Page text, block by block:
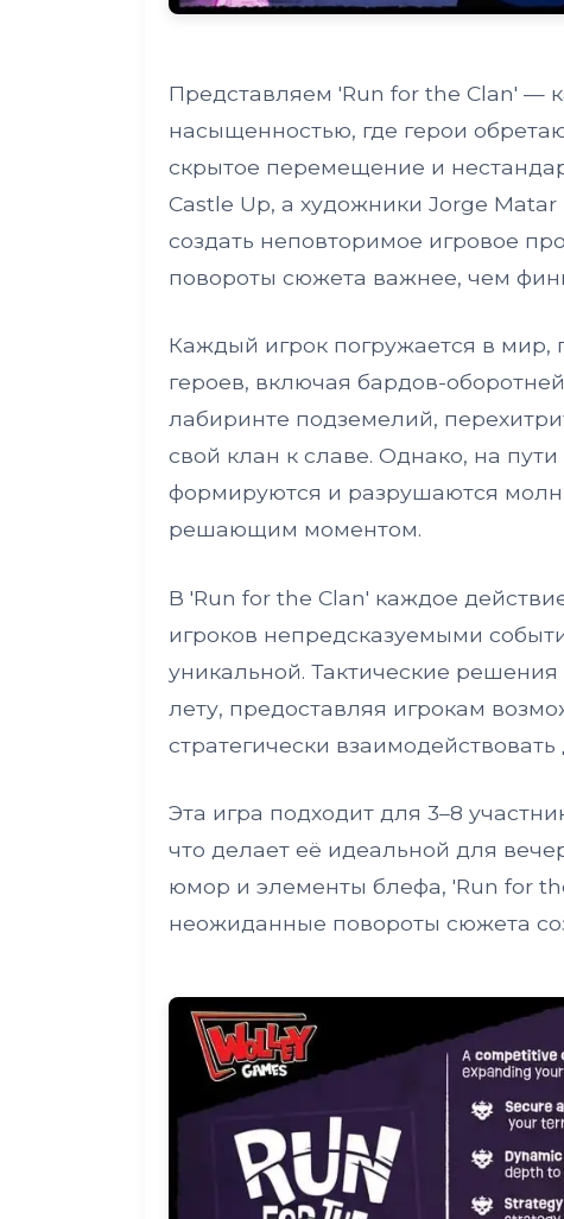
Представляем 'Run for the Clan' —
насыщенностью, где герои
скрытое перемещение и
Castle Up, а художники Jorge
создать неповторимое игровое
повороты сюжета важнее, чем
Каждый игрок погружается в
героев, включая бардов-
лабиринте подземелий,
свой клан к славе. Однако, на
формируются и разрушаются
решающим моментом.
В 'Run for the Clan' каждое
игроков непредсказуемыми
уникальной. Тактические
лету, предоставляя игрокам
стратегически взаимодействовать
Эта игра подходит для 3–8
что делает её идеальной для
юмор и элементы блефа, 'Run for
неожиданные повороты сюжета